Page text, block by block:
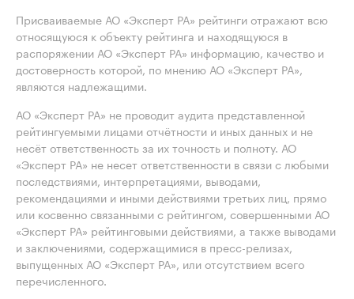
Присваиваемые АО «Эксперт РА» рейтинги отражают всю
относящуюся к объекту рейтинга и находящуюся в
распоряжении АО «Эксперт РА» информацию, качество и
достоверность которой, по мнению АО «Эксперт РА»,
являются надлежащими.
АО «Эксперт РА» не проводит аудита представленной
рейтингуемыми лицами отчётности и иных данных и не
несёт ответственность за их точность и полноту. АО
«Эксперт РА» не несет ответственности в связи с любыми
последствиями, интерпретациями, выводами,
рекомендациями и иными действиями третьих лиц, прямо
или косвенно связанными с рейтингом, совершенными АО
«Эксперт РА» рейтинговыми действиями, а также выводами
и заключениями, содержащимися в пресс-релизах,
выпущенных АО «Эксперт РА», или отсутствием всего
перечисленного.